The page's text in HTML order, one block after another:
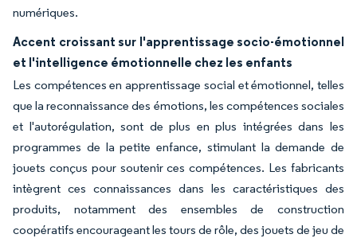
numériques.
Accent croissant sur l'apprentissage socio-émotionnel
et l'intelligence émotionnelle chez les enfants
Les compétences en apprentissage social et émotionnel, telles
que la reconnaissance des émotions, les compétences sociales
et l'autorégulation, sont de plus en plus intégrées dans les
programmes de la petite enfance, stimulant la demande de
jouets conçus pour soutenir ces compétences. Les fabricants
intègrent ces connaissances dans les caractéristiques des
produits, notamment des ensembles de construction
coopératifs encourageant les tours de rôle, des jouets de jeu de